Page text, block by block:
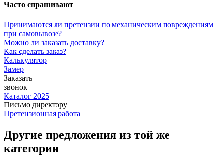
Часто спрашивают
Принимаются ли претензии по механическим повреждениям
при самовывозе?
Можно ли заказать доставку?
Как сделать заказ?
Калькулятор
Замер
Заказать
звонок
Каталог 2025
Письмо директору
Претензионная работа
Другие предложения из той же
категории